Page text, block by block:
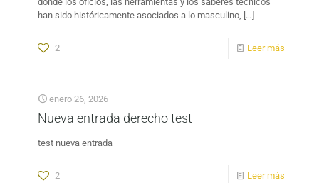
han sido históricamente asociados a lo masculino, […]
2 Leer más
enero 26, 2026
Nueva entrada derecho test
test nueva entrada
2 Leer más